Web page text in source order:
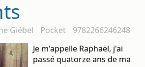
Giébel Pocket
9782266246248
Je m'appelle Raphaël, j'ai
passé quatorze ans de ma